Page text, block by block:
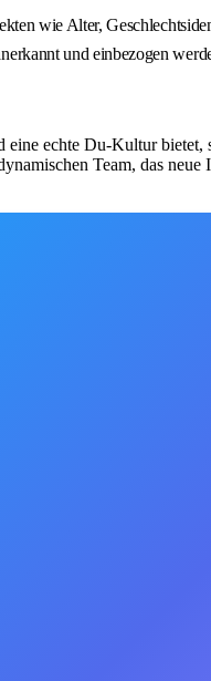
wie Alter,
und einbezogen
echte Du-Kultur
Team, das